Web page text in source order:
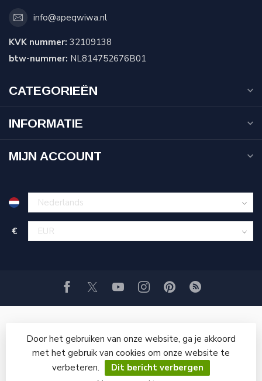
info@apeqwiwa.nl
KVK nummer: 32109138
btw-nummer: NL814752676B01
CATEGORIEËN
INFORMATIE
MIJN ACCOUNT
€
Door het gebruiken van onze website, ga je akkoord
met het gebruik van cookies om onze website te
verbeteren.
Dit bericht verbergen